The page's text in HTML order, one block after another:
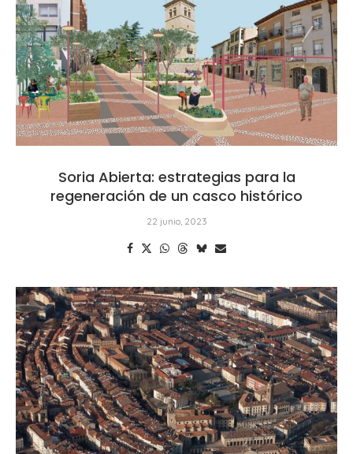
Soria Abierta: estrategias para la
regeneración de un casco histórico
22 junio, 2023